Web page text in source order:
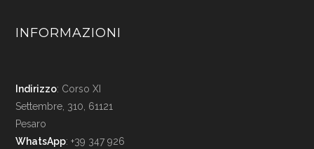
INFORMAZIONI
Indirizzo: Corso XI
Settembre, 310, 61121
Pesaro
WhatsApp: +39 347 926